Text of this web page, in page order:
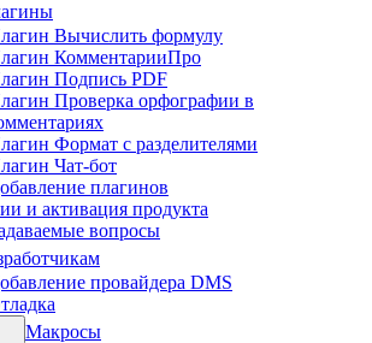
Вычислить формулу
КомментарииПро
Подпись PDF
Проверка орфографии в
Формат с разделителями
Чат-бот
плагинов
и активация продукта
вопросы
провайдера DMS
Макросы